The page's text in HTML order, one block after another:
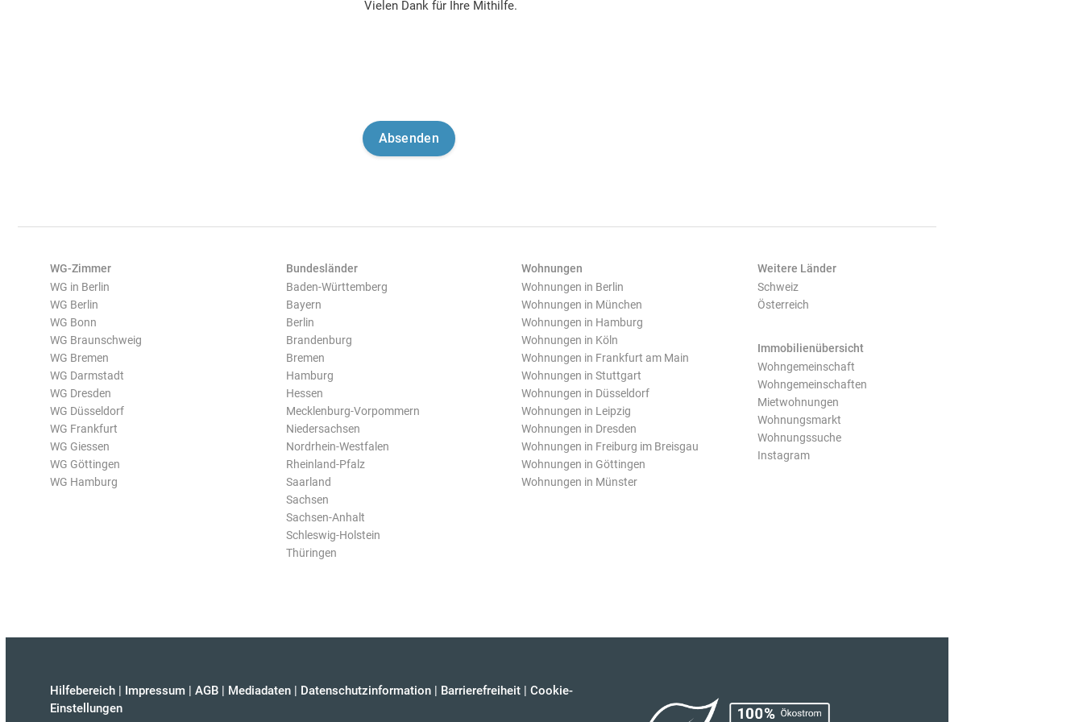
Vielen Dank für Ihre Mithilfe.
WG-Zimmer
WG in Berlin
WG Berlin
WG Bonn
WG Braunschweig
WG Bremen
WG Darmstadt
WG Dresden
WG Düsseldorf
WG Frankfurt
WG Giessen
WG Göttingen
WG Hamburg
Bundesländer
Baden-Württemberg
Bayern
Berlin
Brandenburg
Bremen
Hamburg
Hessen
Mecklenburg-Vorpommern
Niedersachsen
Nordrhein-Westfalen
Rheinland-Pfalz
Saarland
Sachsen
Sachsen-Anhalt
Schleswig-Holstein
Thüringen
Wohnungen
Wohnungen in Berlin
Wohnungen in München
Wohnungen in Hamburg
Wohnungen in Köln
Wohnungen in Frankfurt am Main
Wohnungen in Stuttgart
Wohnungen in Düsseldorf
Wohnungen in Leipzig
Wohnungen in Dresden
Wohnungen in Freiburg im Breisgau
Wohnungen in Göttingen
Wohnungen in Münster
Weitere Länder
Schweiz
Österreich
Immobilienübersicht
Wohngemeinschaft
Wohngemeinschaften
Mietwohnungen
Wohnungsmarkt
Wohnungssuche
Instagram
Hilfebereich | Impressum | AGB | Mediadaten | Datenschutzinformation | Barrierefreiheit | Cookie-
Einstellungen